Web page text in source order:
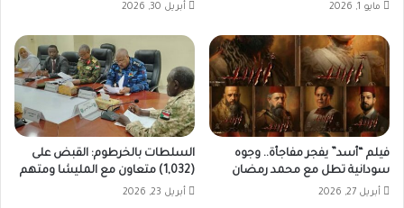
مايو 1, 2026 أبريل 30, 2026
فيلم “أسد” يفجر مفاجأة.. وجوه
سودانية تطل مع محمد رمضان
أبريل 27, 2026
السلطات بالخرطوم: القبض على
(1,032) متعاون مع المليشا ومتهم
أبريل 23, 2026